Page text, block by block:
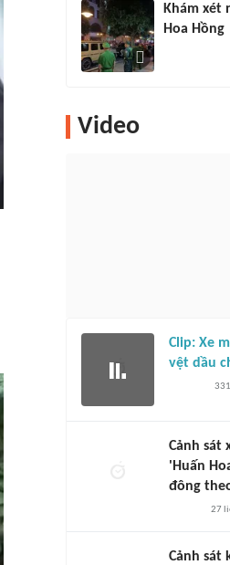
Khám xét
Hoa Hồng
Video
Clip: Xe
vệt dầu
331
Cảnh sát
'Huấn
đông
27
Cảnh sát